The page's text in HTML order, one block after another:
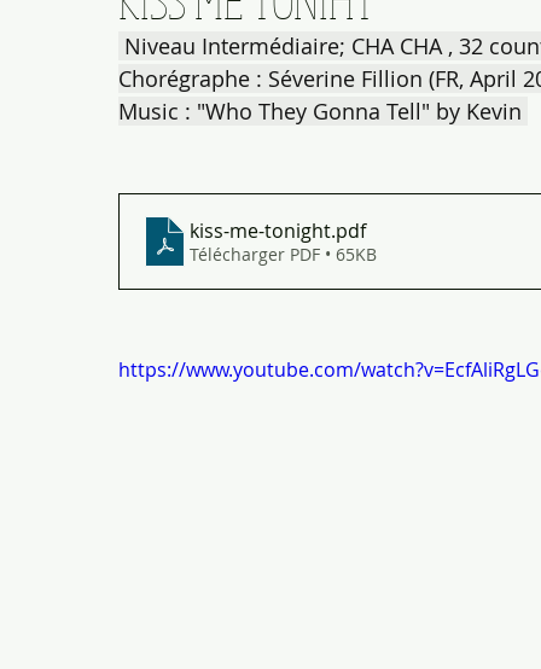
Niveau Intermédiaire; CHA CHA , 32
Chorégraphe : Séverine Fillion (FR, April
Music : "Who They Gonna Tell" by Kevin
kiss-me-tonight.pdf
Télécharger PDF • 65KB
https://www.youtube.com/